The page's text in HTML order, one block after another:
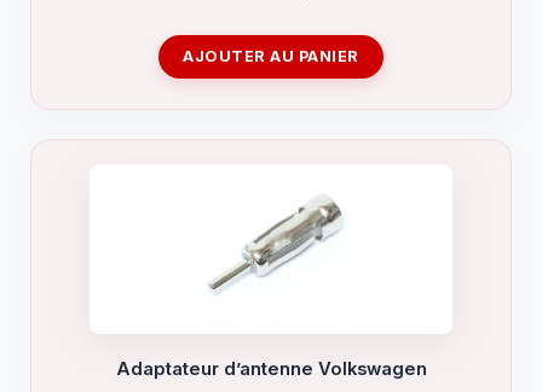
AJOUTER AU PANIER
Adaptateur d’antenne Volkswagen